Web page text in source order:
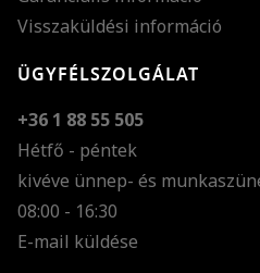
Visszaküldési információ
ÜGYFÉLSZOLGÁLAT
+36 1 88 55 505
Hétfő - péntek
kivéve ünnep- és
08:00 - 16:30
E-mail küldése